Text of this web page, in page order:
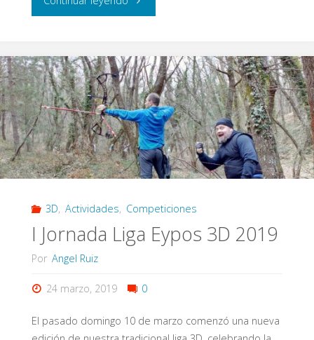
Eypos
–
3D
en
Sala"
3D, Actividades, Competiciones
I Jornada Liga Eypos 3D 2019
Por Angel Ruiz
24 marzo, 2019 0
El pasado domingo 10 de marzo comenzó una nueva